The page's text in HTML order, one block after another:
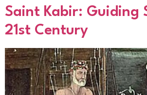
Saint Kabir: Guiding
21st Century